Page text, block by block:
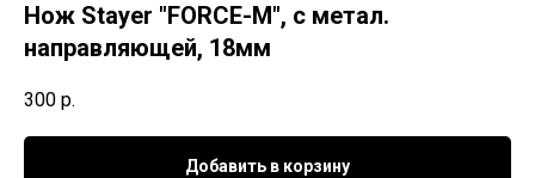
Нож Stayer "FORCE-M", с метал.
направляющей, 18мм
300 р.
Добавить в корзину